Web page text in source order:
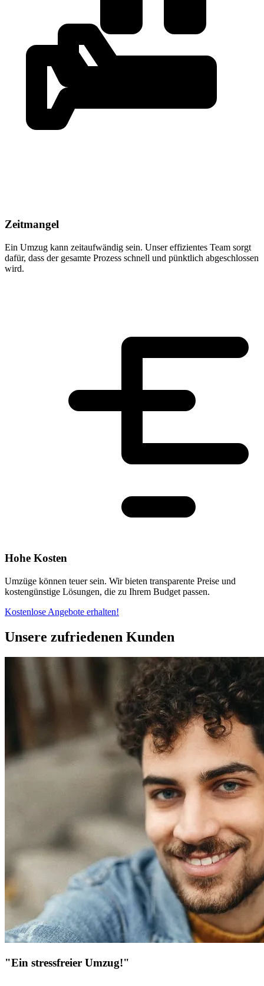
Zeitmangel
Ein Umzug kann zeitaufwändig sein. Unser effizientes Team sorgt
dafür, dass der gesamte Prozess schnell und pünktlich abgeschlossen
wird.
Hohe Kosten
Umzüge können teuer sein. Wir bieten transparente Preise und
kostengünstige Lösungen, die zu Ihrem Budget passen.
Kostenlose Angebote erhalten!
Unsere zufriedenen Kunden
"Ein stressfreier Umzug!"